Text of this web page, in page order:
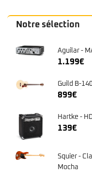
Notre sélection
Aguilar -
1.199€
Guild B-
899€
Hartke -
139€
Squier -
Mocha